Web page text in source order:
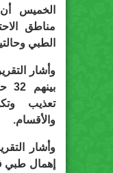
الطبي
تعذيب
والأقسام.
إهمال طبي